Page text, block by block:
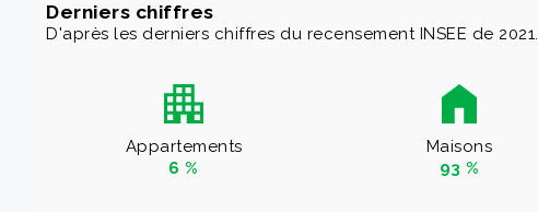
Derniers chiffres
D'après les derniers chiffres du recensement INSEE de 2021.
Appartements
6 %
Maisons
93 %